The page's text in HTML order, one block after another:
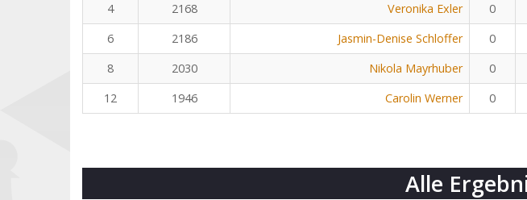
4
2168 Veronika Exler 0
6
2186 Jasmin-Denise Schloffer 0
8
2030 Nikola Mayrhuber 0
12
1946 Carolin Werner 0
Alle